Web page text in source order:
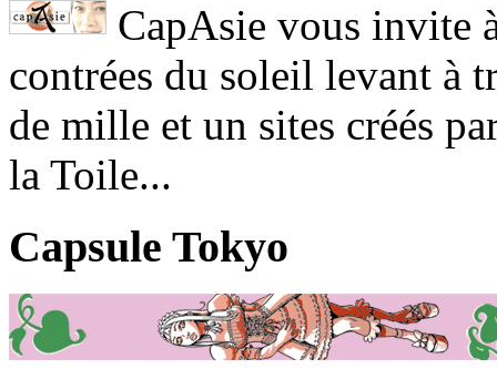
CapAsie vous invite
contrées du soleil levant à
de mille et un sites créés
la Toile...
Capsule Tokyo